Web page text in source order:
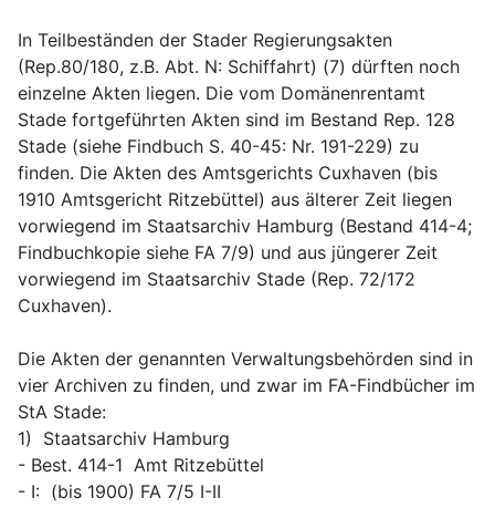
In Teilbeständen der Stader Regierungsakten
(Rep.80/180, z.B. Abt. N: Schiffahrt) (7) dürften noch
einzelne Akten liegen. Die vom Domänenrentamt
Stade fortgeführten Akten sind im Bestand Rep. 128
Stade (siehe Findbuch S. 40-45: Nr. 191-229) zu
finden. Die Akten des Amtsgerichts Cuxhaven (bis
1910 Amtsgericht Ritzebüttel) aus älterer Zeit liegen
vorwiegend im Staatsarchiv Hamburg (Bestand 414-4;
Findbuchkopie siehe FA 7/9) und aus jüngerer Zeit
vorwiegend im Staatsarchiv Stade (Rep. 72/172
Cuxhaven).
Die Akten der genannten Verwaltungsbehörden sind in
vier Archiven zu finden, und zwar im FA-Findbücher im
StA Stade:
1)  Staatsarchiv Hamburg
- Best. 414-1  Amt Ritzebüttel
- I:  (bis 1900) FA 7/5 I-II